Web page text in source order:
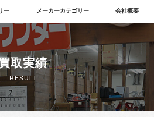
ー メーカーカテゴリー 会社概要
取実績
RESULT